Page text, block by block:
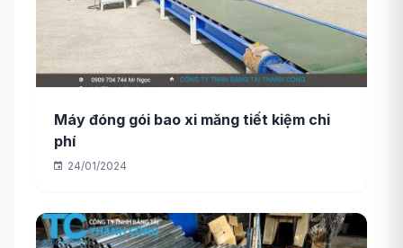
Máy đóng gói bao xi măng tiết kiệm chi
phí
24/01/2024